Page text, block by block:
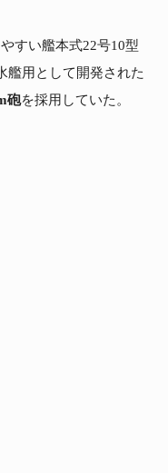
すい艦本式22号10型
艦用として開発された
砲を採用していた。